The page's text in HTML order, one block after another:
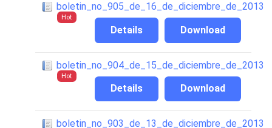
boletin_no_905_de_16_de_diciembre_de_2013
Hot
Download
Details
boletin_no_904_de_15_de_diciembre_de_2013
Hot
Download
Details
boletin_no_903_de_13_de_diciembre_de_2013